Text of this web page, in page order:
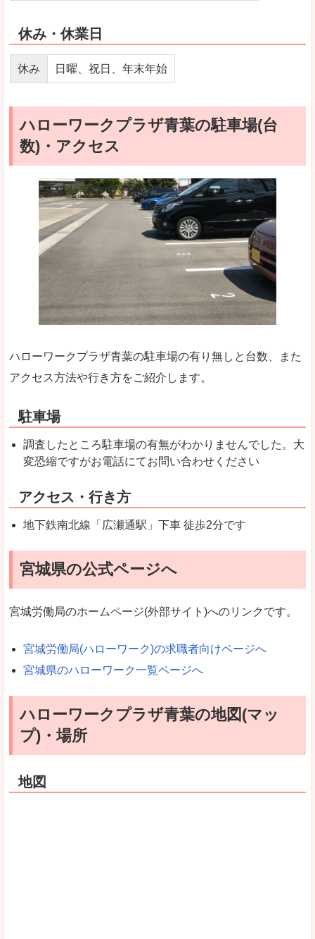
休み・休業日
休み 日曜、祝日、年末年始
ハローワークプラザ青葉の駐車場(台
数)・アクセス
ハローワークプラザ青葉の駐車場の有り無しと台数、また
アクセス方法や行き方をご紹介します。
駐車場
調査したところ駐車場の有無がわかりませんでした。大
変恐縮ですがお電話にてお問い合わせください
アクセス・行き方
地下鉄南北線「広瀬通駅」下車 徒歩2分です
宮城県の公式ページへ
宮城労働局のホームページ(外部サイト)へのリンクです。
宮城労働局(ハローワーク)の求職者向けページへ
宮城県のハローワーク一覧ページへ
ハローワークプラザ青葉の地図(マッ
プ)・場所
地図